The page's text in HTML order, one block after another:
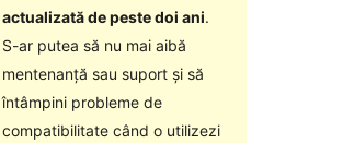
actualizată de peste doi ani.
S-ar putea să nu mai aibă
mentenanță sau suport și să
întâmpini probleme de
compatibilitate când o utilizezi